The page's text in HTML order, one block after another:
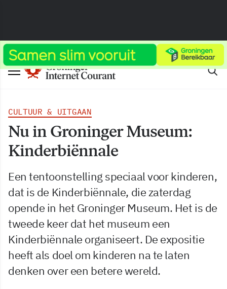
CULTUUR & UITGAAN
Nu in Groninger Museum:
Kinderbiënnale
Een tentoonstelling speciaal voor kinderen,
dat is de Kinderbiënnale, die zaterdag
opende in het Groninger Museum. Het is de
tweede keer dat het museum een
Kinderbiënnale organiseert. De expositie
heeft als doel om kinderen na te laten
denken over een betere wereld.